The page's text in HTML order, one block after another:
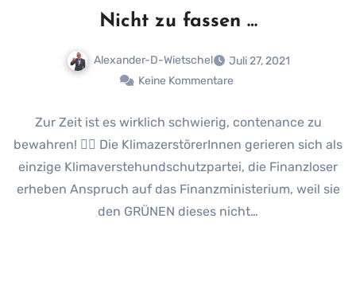
Nicht zu fassen …
Alexander-D-Wietschel
Juli 27, 2021
Keine Kommentare
Zur Zeit ist es wirklich schwierig, contenance zu
bewahren! 🤷‍♂️ Die KlimazerstörerInnen gerieren sich als
einzige Klimaverstehundschutzpartei, die Finanzloser
erheben Anspruch auf das Finanzministerium, weil sie
den GRÜNEN dieses nicht…